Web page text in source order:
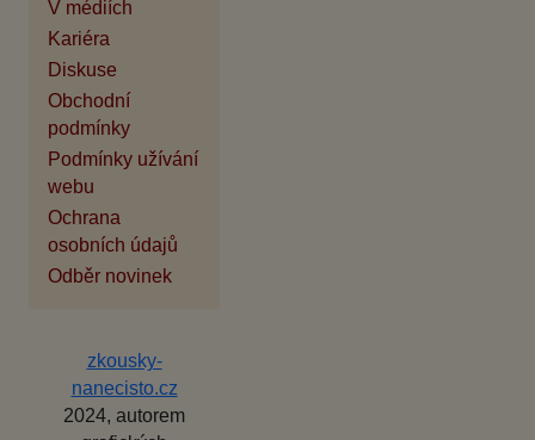
V médiích
Kariéra
Diskuse
Obchodní
podmínky
Podmínky užívání
webu
Ochrana
osobních údajů
Odběr novinek
zkousky-
nanecisto.cz
2024, autorem